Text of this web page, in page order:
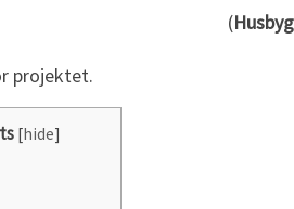
(
projektet.
[hide]